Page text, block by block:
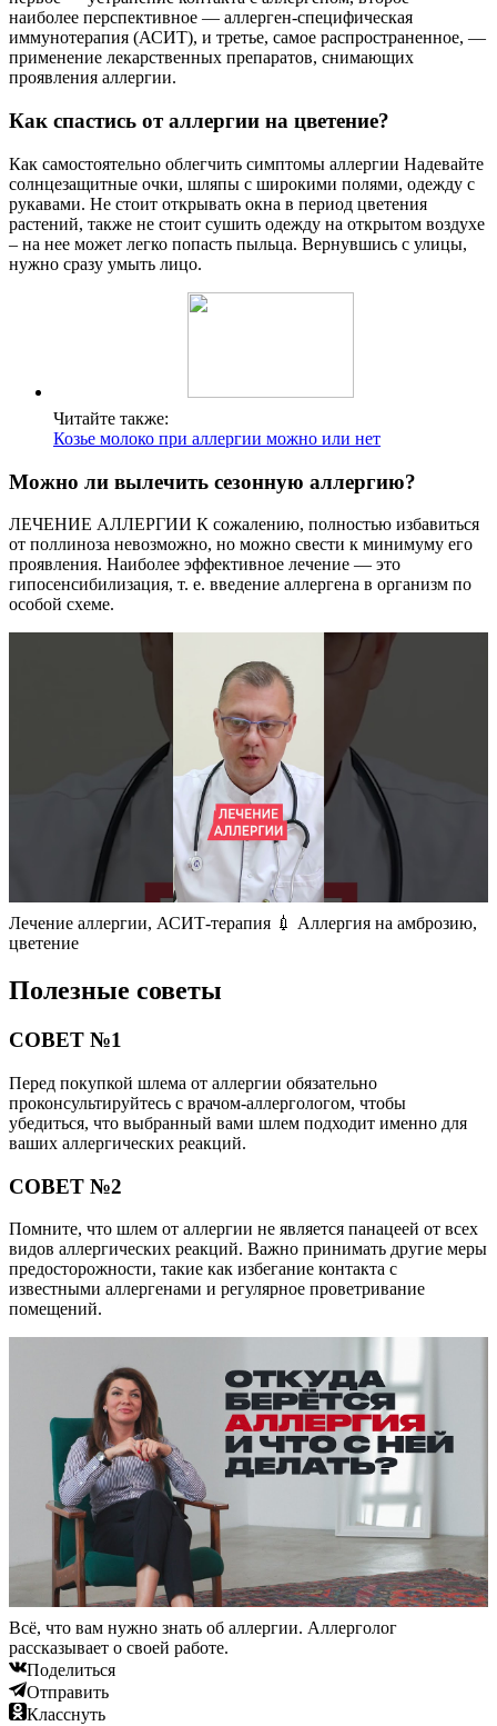
наиболее перспективное — аллерген-специфическая
иммунотерапия (АСИТ), и третье, самое распространенное, —
применение лекарственных препаратов, снимающих
проявления аллергии.
Как спастись от аллергии на цветение?
Как самостоятельно облегчить симптомы аллергии Надевайте
солнцезащитные очки, шляпы с широкими полями, одежду с
рукавами. Не стоит открывать окна в период цветения
растений, также не стоит сушить одежду на открытом воздухе
– на нее может легко попасть пыльца. Вернувшись с улицы,
нужно сразу умыть лицо.
Читайте также:
Козье молоко при аллергии можно или нет
Можно ли вылечить сезонную аллергию?
ЛЕЧЕНИЕ АЛЛЕРГИИ К сожалению, полностью избавиться
от поллиноза невозможно, но можно свести к минимуму его
проявления. Наиболее эффективное лечение — это
гипосенсибилизация, т. е. введение аллергена в организм по
особой схеме.
Лечение аллергии, АСИТ-терапия 💉 Аллергия на амброзию,
цветение
Полезные советы
СОВЕТ №1
Перед покупкой шлема от аллергии обязательно
проконсультируйтесь с врачом-аллергологом, чтобы
убедиться, что выбранный вами шлем подходит именно для
ваших аллергических реакций.
СОВЕТ №2
Помните, что шлем от аллергии не является панацеей от всех
видов аллергических реакций. Важно принимать другие меры
предосторожности, такие как избегание контакта с
известными аллергенами и регулярное проветривание
помещений.
Всё, что вам нужно знать об аллергии. Аллерголог
рассказывает о своей работе.
Поделиться
Отправить
Класснуть